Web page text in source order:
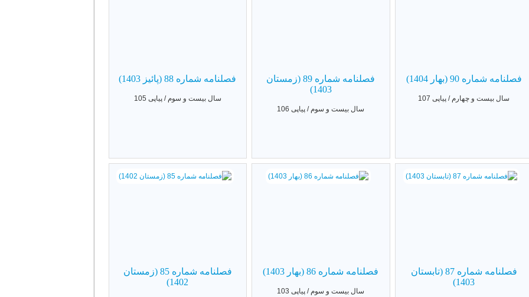
فصلنامه شماره 90 (بهار 1404)
سال بیست و چهارم / پیاپی 107
فصلنامه شماره 89 (زمستان
1403)
سال بیست و سوم / پیاپی 106
فصلنامه شماره 88 (پائیز 1403)
سال بیست و سوم / پیاپی 105
فصلنامه شماره 87 (تابستان
1403)
فصلنامه شماره 86 (بهار 1403)
سال بیست و سوم / پیاپی 103
فصلنامه شماره 85 (زمستان
1402)